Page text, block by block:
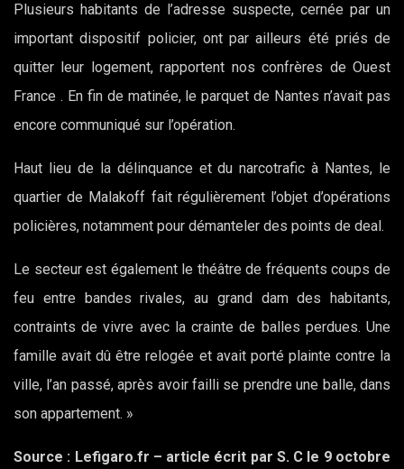
Plusieurs habitants de l’adresse suspecte, cernée par un
important dispositif policier, ont par ailleurs été priés de
quitter leur logement, rapportent nos confrères de Ouest
France . En fin de matinée, le parquet de Nantes n’avait pas
encore communiqué sur l’opération.
Haut lieu de la délinquance et du narcotrafic à Nantes, le
quartier de Malakoff fait régulièrement l’objet d’opérations
policières, notamment pour démanteler des points de deal.
Le secteur est également le théâtre de fréquents coups de
feu entre bandes rivales, au grand dam des habitants,
contraints de vivre avec la crainte de balles perdues. Une
famille avait dû être relogée et avait porté plainte contre la
ville, l’an passé, après avoir failli se prendre une balle, dans
son appartement. »
Source : Lefigaro.fr – article écrit par S. C le 9 octobre